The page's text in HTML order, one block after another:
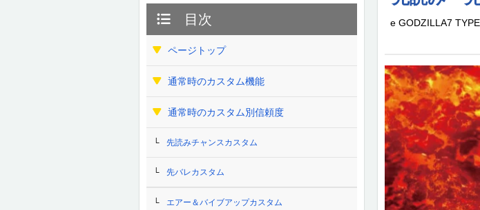
e GODZILLA7
目次
ページトップ
通常時のカスタム機能
通常時のカスタム別信頼度
先読みチャンスカスタム
先バレカスタム
エアー＆バイブアップカスタム